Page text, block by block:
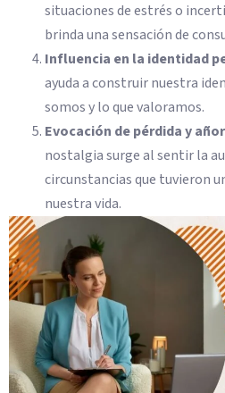
situaciones de estrés o
brinda una sensación de
Influencia en la identidad
ayuda a construir nuestra
somos y lo que valoramos.
Evocación de pérdida y
nostalgia surge al sentir la
circunstancias que tuvieron
nuestra vida.